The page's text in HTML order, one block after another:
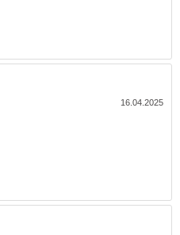
16.04.2025